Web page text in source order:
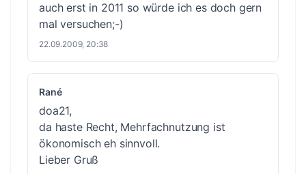
auch erst in 2011 so würde ich es doch gern
mal versuchen;-)
22.09.2009, 20:38
Rané
doa21,
da haste Recht, Mehrfachnutzung ist
ökonomisch eh sinnvoll.
Lieber Gruß